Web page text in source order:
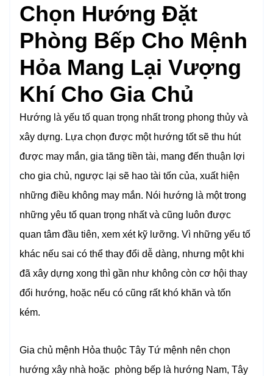
Chọn Hướng Đặt
Phòng Bếp Cho Mệnh
Hỏa Mang Lại Vượng
Khí Cho Gia Chủ
Hướng là yếu tố quan trọng nhất trong phong thủy và
xây dựng. Lựa chọn được một hướng tốt sẽ thu hút
được may mắn, gia tăng tiền tài, mang đến thuận lợi
cho gia chủ, ngược lại sẽ hao tài tốn của, xuất hiện
những điều không may mắn. Nói hướng là một trong
những yêu tố quan trọng nhất và cũng luôn được
quan tâm đầu tiên, xem xét kỹ lưỡng. Vì những yếu tố
khác nếu sai có thể thay đổi dễ dàng, nhưng một khi
đã xây dựng xong thì gần như không còn cơ hội thay
đổi hướng, hoặc nếu có cũng rất khó khăn và tốn
kém.
Gia chủ mệnh Hỏa thuộc Tây Tứ mệnh nên chọn
hướng xây nhà hoặc phòng bếp là hướng Nam, Tây